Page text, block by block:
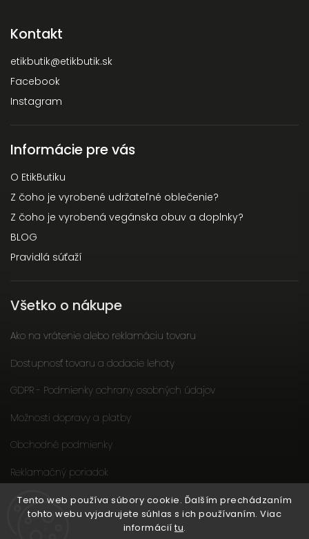
Tento web používa súbory cookie. Ďalším prechádzaním
tohto webu vyjadrujete súhlas s ich používaním. Viac
informácií tu.
Kontakt
etikbutik@etikbutik.sk
Facebook
Instagram
Informácie pre vás
O EtikButiku
Z čoho je vyrobené udržateľné oblečenie?
Z čoho je vyrobená vegánska obuv a doplnky?
BLOG
Pravidlá súťaží
Všetko o nákupe
Ako na vrátenie alebo reklamáciu tovaru
Dostupnosť tovaru a dodacie lehoty
GDPR - Podmienky ochrany osobných údajov
Možnosti dopravy a platby
Obchodné podmienky
Reklamačný poriadok
Slow fashion podporuje ženy